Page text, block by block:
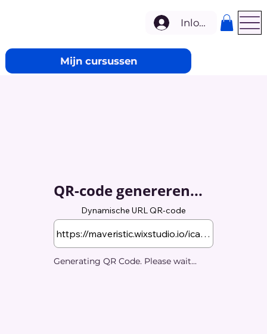
Mijn cursussen
Inloggen
QR-code genereren...
Dynamische URL QR-code
Generating QR Code. Please wait...